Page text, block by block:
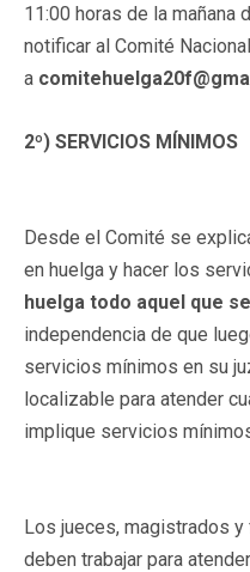
11:00 horas de la mañana
notificar al Comité
a
2º) SERVICIOS MÍNIMOS
Desde el Comité se
en huelga y hacer los
huelga todo aquel que
independencia de que
servicios mínimos en su
localizable para atender
implique servicios
Los jueces, magistrados
deben trabajar para